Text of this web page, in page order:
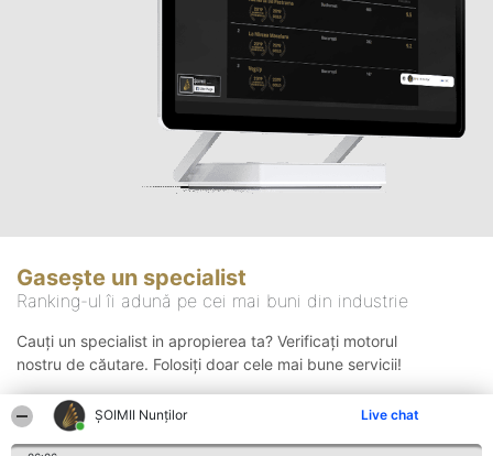
ȘOIMII Nunților Live chat
Gasește un specialist
Ranking-ul îi adună pe cei mai buni din industrie
Cauți un specialist in apropierea ta? Verificați motorul
nostru de căutare. Folosiți doar cele mai bune servicii!